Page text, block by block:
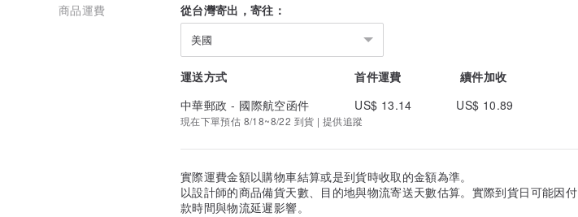
商品運費 從台灣寄出，寄往：
美國
運送方式 首件運費
續件加收
中華郵政 - 國際航空函件
US$ 13.14 US$ 10.89
現在下單預估 8/18~8/22 到貨 | 提供追蹤
實際運費金額以購物車結算或是到貨時收取的金額為準。
以設計師的商品備貨天數、目的地與物流寄送天數估算。實際到貨日可能因付
款時間與物流延遲影響。